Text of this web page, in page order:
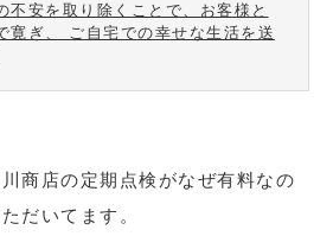
不安を取り除くことで、お客様と
寛ぎ、 ご自宅での幸せな生活を送
商店の定期点検がなぜ有料なの
だいてます。